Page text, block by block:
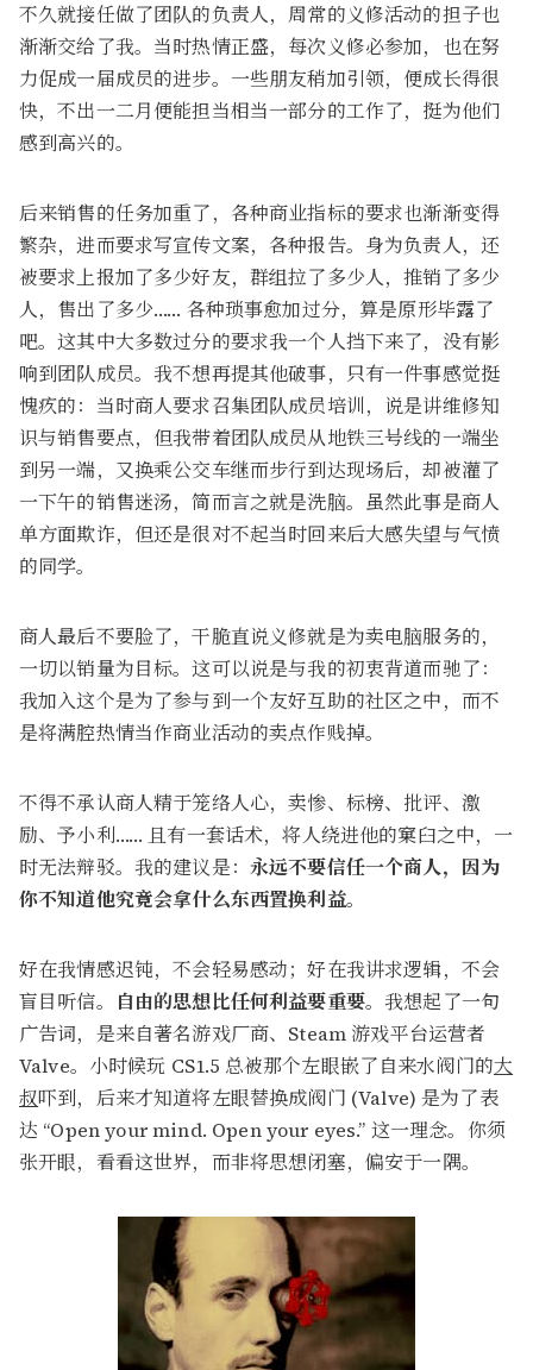
不久就接任做了团队的负责人，周常的义修活动的担子也
渐渐交给了我。当时热情正盛，每次义修必参加，也在努
力促成一届成员的进步。一些朋友稍加引领，便成长得很
快，不出一二月便能担当相当一部分的工作了，挺为他们
感到高兴的。
后来销售的任务加重了，各种商业指标的要求也渐渐变得
繁杂，进而要求写宣传文案，各种报告。身为负责人，还
被要求上报加了多少好友，群组拉了多少人，推销了多少
人，售出了多少…… 各种琐事愈加过分，算是原形毕露了
吧。这其中大多数过分的要求我一个人挡下来了，没有影
响到团队成员。我不想再提其他破事，只有一件事感觉挺
愧疚的：当时商人要求召集团队成员培训，说是讲维修知
识与销售要点，但我带着团队成员从地铁三号线的一端坐
到另一端，又换乘公交车继而步行到达现场后，却被灌了
一下午的销售迷汤，简而言之就是洗脑。虽然此事是商人
单方面欺诈，但还是很对不起当时回来后大感失望与气愤
的同学。
商人最后不要脸了，干脆直说义修就是为卖电脑服务的，
一切以销量为目标。这可以说是与我的初衷背道而驰了：
我加入这个是为了参与到一个友好互助的社区之中，而不
是将满腔热情当作商业活动的卖点作贱掉。
不得不承认商人精于笼络人心，卖惨、标榜、批评、激
励、予小利…… 且有一套话术，将人绕进他的窠臼之中，一
时无法辩驳。我的建议是： 永远不要信任一个商人，因为
你不知道他究竟会拿什么东西置换利益。
好在我情感迟钝，不会轻易感动；好在我讲求逻辑，不会
盲目听信。
自由的思想比任何利益要重要。我想起了一句
广告词，是来自著名游戏厂商、Steam 游戏平台运营者
Valve。小时候玩 CS1.5 总被那个左眼嵌了自来水阀门的大
叔吓到，后来才知道将左眼替换成阀门 (Valve) 是为了表
达 “Open your mind. Open your eyes.” 这一理念。你须
张开眼，看看这世界，而非将思想闭塞，偏安于一隅。